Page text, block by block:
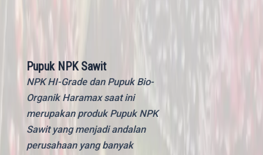
Pupuk NPK Sawit
NPK HI-Grade dan Pupuk Bio-
Organik Haramax saat ini
merupakan produk Pupuk NPK
Sawit yang menjadi andalan
perusahaan yang banyak